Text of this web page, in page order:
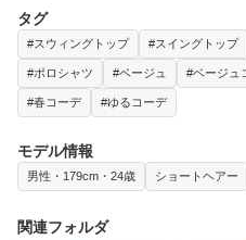
タグ
#スウィングトップ #スイングトップ
#ポロシャツ #ベージュ #ベージュ
#春コーデ #ゆるコーデ
モデル情報
男性・179cm・24歳 ショートヘアー
関連フォルダ